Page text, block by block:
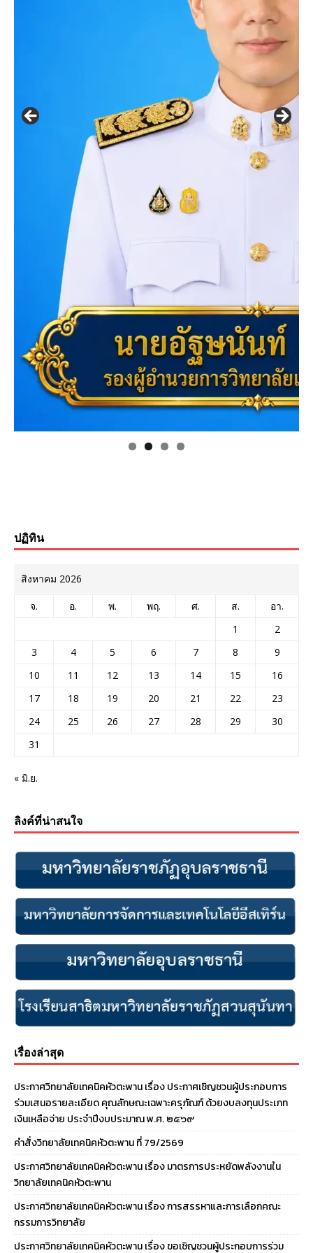
ปฏิทิน
สิงหาคม 2026
จ. อ. พ. พฤ. ศ. ส.
อา.
1
2
3
4 5 6 7 8
9
10
11 12 13 14 15
16
17
18 19 20 21 22
23
24
25 26 27 28 29
30
31
« มิ.ย.
ลิงค์ที่น่าสนใจ
เรื่องล่าสุด
ประกาศวิทยาลัยเทคนิคหัวตะพาน เรื่อง ประกาศเชิญชวนผู้ประกอบการ
ร่วมเสนอรายละเอียด คุณลักษณะเฉพาะครุภัณฑ์ ด้วยงบลงทุนประเภท
เงินเหลือจ่าย ประจําปีงบประมาณ พ.ศ. ๒๕๖๙
คำสั่งวิทยาลัยเทคนิคหัวตะพาน ที่ 79/2569
ประกาศวิทยาลัยเทคนิคหัวตะพาน เรื่อง มาตรการประหยัดพลังงานใน
วิทยาลัยเทคนิคหัวตะพาน
ประกาศวิทยาลัยเทคนิคหัวตะพาน เรื่อง การสรรหาและการเลือกคณะ
กรรมการวิทยาลัย
ประกาศวิทยาลัยเทคนิคหัวตะพาน เรื่อง ขอเชิญชวนผู้ประกอบการร่วม